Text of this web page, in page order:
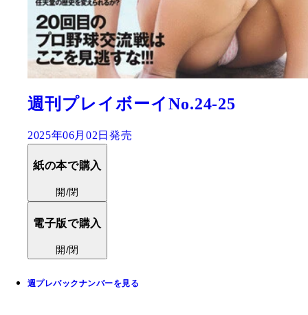
週刊プレイボーイNo.24-25
2025年06月02日発売
紙の本で購入
開/閉
電子版で購入
開/閉
週プレバックナンバーを見る